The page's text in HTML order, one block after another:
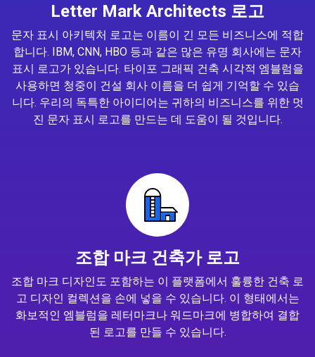
Letter Mark Architects 로고
문자 표시 아키텍처 로고는 이름이 긴 모든 비즈니스에 적합
합니다. IBM, CNN, HBO 등과 같은 많은 유명 회사에는 문자
표시 로고가 있습니다. 타이포 그래픽 건축 시각적 엠블럼을
사용하면 청중이 건설 회사 이름을 더 쉽게 기억할 수 있습
니다. 우리의 독특한 아이디어는 귀하의 비즈니스를 위한 멋
진 문자 표시 로고를 만드는 데 도움이 될 것입니다.
조합 마크 건축가 로고
조합 마크 디자인도 포함하는 이 플랫폼에서 훌륭한 건축 로
고 디자인 컬렉션을 손에 넣을 수 있습니다. 이 형태에서는
화보적인 엠블럼을 레터마크나 워드마크에 병합하여 결합
된 로고를 만들 수 있습니다.